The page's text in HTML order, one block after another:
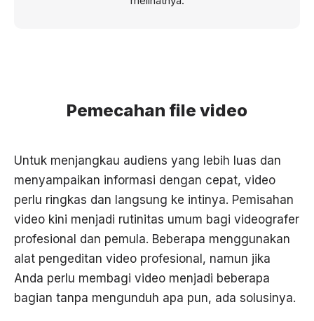
Pemecahan file video
Untuk menjangkau audiens yang lebih luas dan
menyampaikan informasi dengan cepat, video
perlu ringkas dan langsung ke intinya. Pemisahan
video kini menjadi rutinitas umum bagi videografer
profesional dan pemula. Beberapa menggunakan
alat pengeditan video profesional, namun jika
Anda perlu membagi video menjadi beberapa
bagian tanpa mengunduh apa pun, ada solusinya.